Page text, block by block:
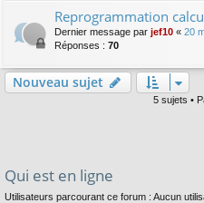
Reprogrammation
Dernier message par jef10 « 20
Réponses : 70
Nouveau sujet
5 sujets •
Qui est en ligne
Utilisateurs parcourant ce forum : Aucun